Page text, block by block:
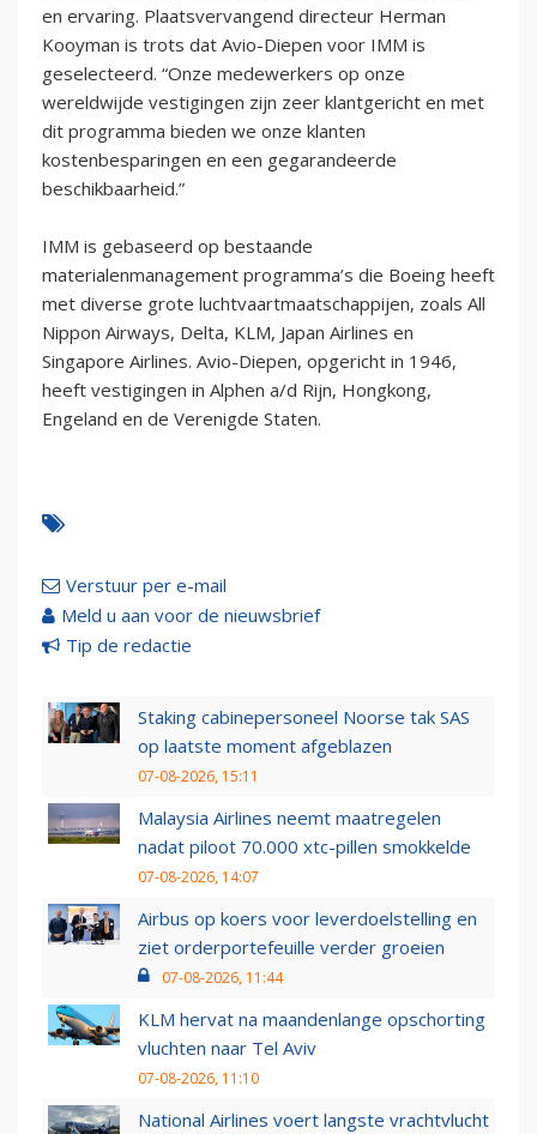
en ervaring. Plaatsvervangend directeur Herman
Kooyman is trots dat Avio-Diepen voor IMM is
geselecteerd. “Onze medewerkers op onze
wereldwijde vestigingen zijn zeer klantgericht en met
dit programma bieden we onze klanten
kostenbesparingen en een gegarandeerde
beschikbaarheid.”
IMM is gebaseerd op bestaande
materialenmanagement programma’s die Boeing heeft
met diverse grote luchtvaartmaatschappijen, zoals All
Nippon Airways, Delta, KLM, Japan Airlines en
Singapore Airlines. Avio-Diepen, opgericht in 1946,
heeft vestigingen in Alphen a/d Rijn, Hongkong,
Engeland en de Verenigde Staten.
Verstuur per e-mail
Meld u aan voor de nieuwsbrief
Tip de redactie
Staking cabinepersoneel Noorse tak SAS
op laatste moment afgeblazen
07-08-2026, 15:11
Malaysia Airlines neemt maatregelen
nadat piloot 70.000 xtc-pillen smokkelde
07-08-2026, 14:07
Airbus op koers voor leverdoelstelling en
ziet orderportefeuille verder groeien
07-08-2026, 11:44
KLM hervat na maandenlange opschorting
vluchten naar Tel Aviv
07-08-2026, 11:10
National Airlines voert langste vrachtvlucht